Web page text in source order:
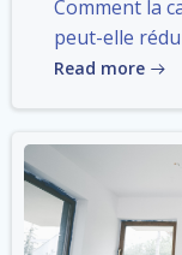
Comment la
peut-elle
Read more